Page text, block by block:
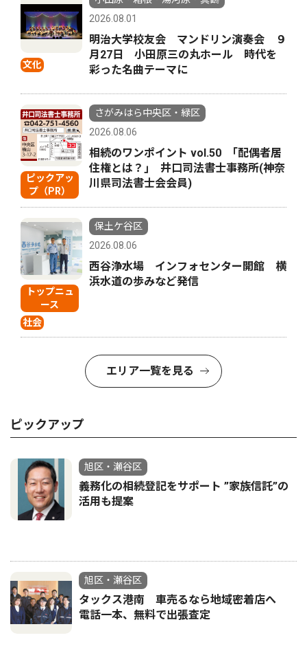
文化
2026.08.01
明治大学校友会 マンドリン演奏会 ９
月27日 小田原三の丸ホール 時代を
彩った名曲テーマに
ピックアッ
プ（PR）
さがみはら中央区・緑区
2026.08.06
相続のワンポイント vol.50 ｢配偶者居
住権とは？｣ 井口司法書士事務所(神奈
川県司法書士会会員)
トップニュ
ース
社会
保土ケ谷区
2026.08.06
西谷浄水場 インフォセンター開館 横
浜水道の歩みなど発信
エリア一覧を見る
ピックアップ
旭区・瀬谷区
義務化の相続登記をサポート ”家族信託”の
活用も提案
旭区・瀬谷区
タックス港南 車売るなら地域密着店へ
電話一本、無料で出張査定